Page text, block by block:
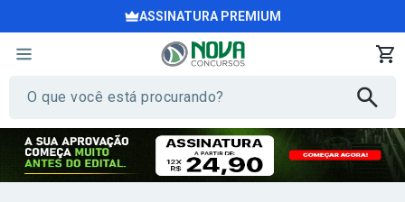
ASSINATURA PREMIUM